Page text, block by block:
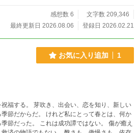
は、著者が構築した独自の物語記述メソッド
用いて執筆されています。文章の構造や視点移
ログラミング等の演算ツールを一切使用せず、
内回路のみで構築・稼働する「生身の執筆シス
判断および本文執筆はすべて著者本人が行っ
て著者に帰属します。 内
感想数 6
文字数 209,346
最終更新日 2026.08.06
登録日 2026.02.21
お気に入り追加 1
祝福する。 芽吹き、出会い、恋を知り、新しい
季節だからだ。 けれど私にとって春とは、何か
は成功譚ではない。 傷が癒え